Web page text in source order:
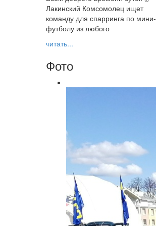
Лакинский Комсомолец ищет
команду для спарринга по мини-
футболу из любого
читать...
Фото